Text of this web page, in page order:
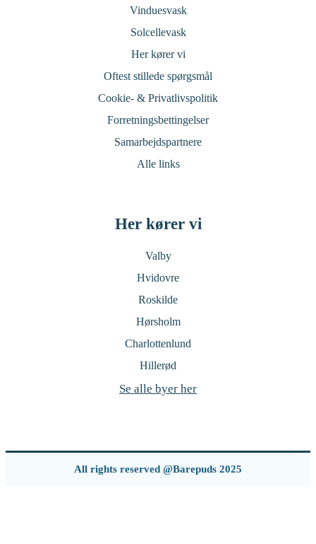
Vinduesvask
Solcellevask
Her kører vi
Oftest stillede spørgsmål
Cookie- & Privatlivspolitik
Forretningsbettingelser
Samarbejdspartnere
Alle links
Her kører vi
Valby
Hvidovre
Roskilde
Hørsholm
Charlottenlund
Hillerød
Se alle byer her
All rights reserved @Barepuds 2025